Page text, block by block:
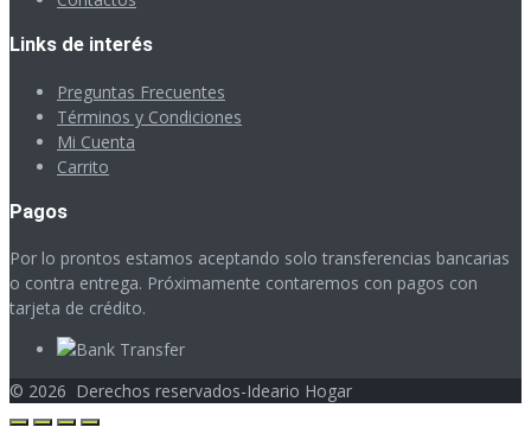
Links de interés
Preguntas Frecuentes
Términos y Condiciones
Mi Cuenta
Carrito
Pagos
Por lo prontos estamos aceptando solo transferencias bancarias
o contra entrega. Próximamente contaremos con pagos con
tarjeta de crédito.
© 2026 Derechos reservados-Ideario Hogar